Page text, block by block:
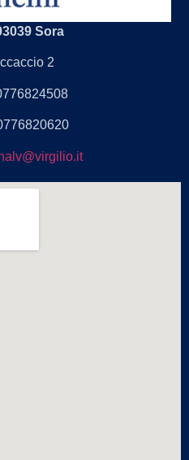
Sora
2